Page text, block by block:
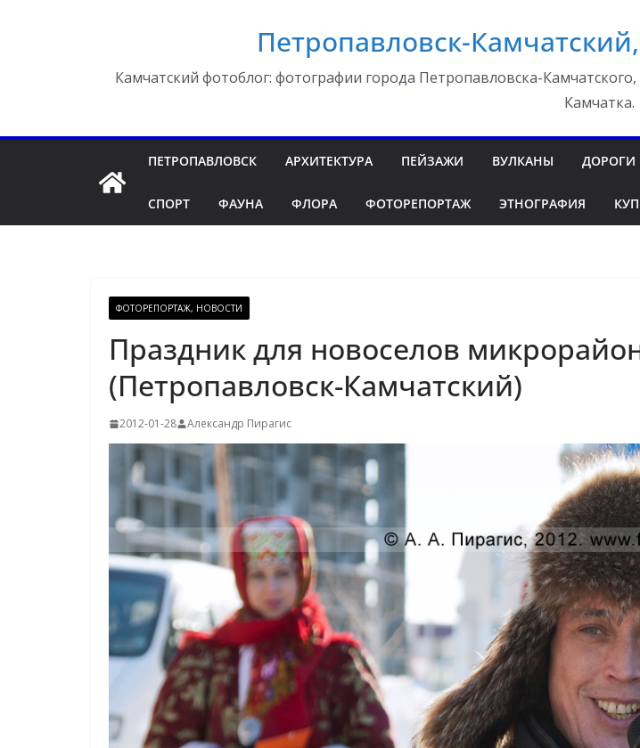
Петропавловск-
Камчатский фотоблог: фотографии города Петропавловска-
Камчатка.
ПЕТРОПАВЛОВСК АРХИТЕКТУРА ПЕЙЗАЖИ ВУЛКАНЫ ДОРОГИ
СПОРТ ФАУНА ФЛОРА ФОТОРЕПОРТАЖ ЭТНОГРАФИЯ
ФОТОРЕПОРТАЖ, НОВОСТИ
Праздник для новоселов
(Петропавловск-Камчатский)
2012-01-28 Александр Пирагис